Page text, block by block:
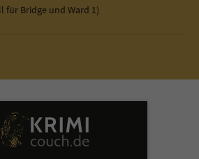
für Bridge und Ward 1)